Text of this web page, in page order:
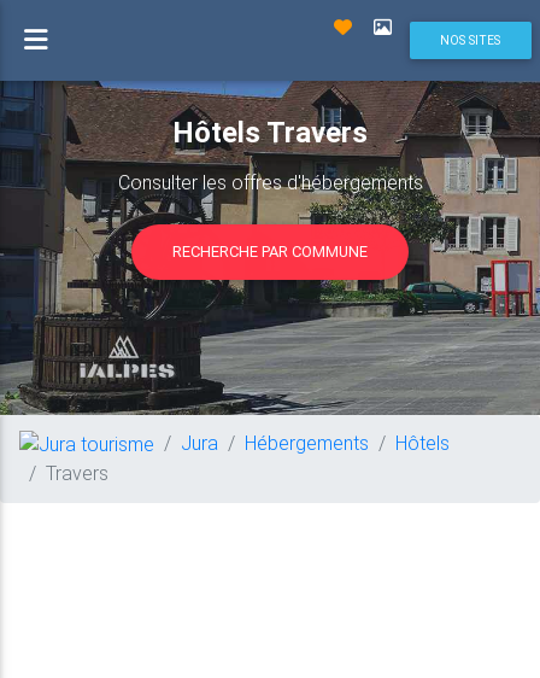
NOS SITES
Hôtels Travers
Consulter les offres d'hébergements
RECHERCHE PAR COMMUNE
Jura Hébergements
Hôtels
Travers